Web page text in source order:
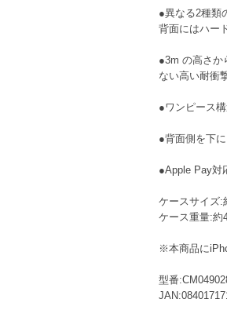
●異なる2種類
背面にはハー
●3m の高さか
ない高い耐衝
●ワンピース
●背面側を下
●Apple Pay対
ケースサイズ:
ケース重量:約
※本商品に
型番